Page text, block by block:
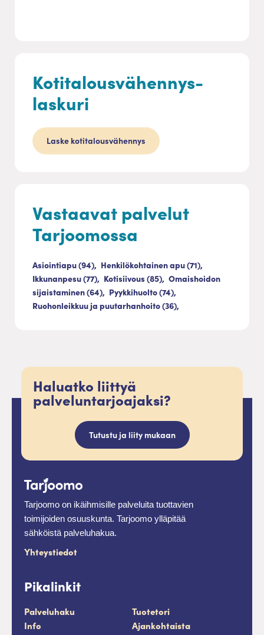
Vastaavat palvelut
Tarjoomossa
Asiointiapu (94), Henkilökohtainen apu (71),
Ikkunanpesu (77), Kotisiivous (85), Omaishoidon
sijaistaminen (64), Pyykkihuolto (74),
Ruohonleikkuu ja puutarhanhoito (36),
Kotitalousvähennys-
laskuri
Laske kotitalousvähennys
Haluatko liittyä
palveluntarjoajaksi?
Tutustu ja liity mukaan
Tarjoomo on ikäihmisille palveluita tuottavien
toimijoiden osuuskunta. Tarjoomo ylläpitää
sähköistä palveluhakua.
Yhteystiedot
Pikalinkit
Palveluhaku
Tuotetori
Info
Ajankohtaista